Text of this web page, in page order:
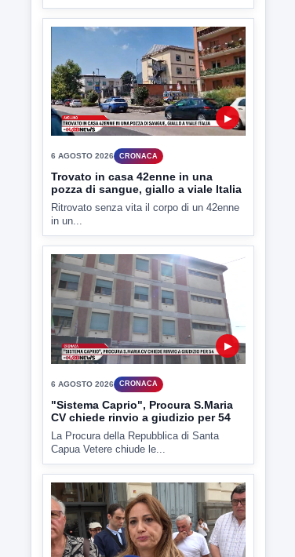
▶
6 AGOSTO 2026 CRONACA
Trovato in casa 42enne in una
pozza di sangue, giallo a viale Italia
Ritrovato senza vita il corpo di un 42enne
in un...
▶
6 AGOSTO 2026 CRONACA
"Sistema Caprio", Procura S.Maria
CV chiede rinvio a giudizio per 54
La Procura della Repubblica di Santa
Capua Vetere chiude le...